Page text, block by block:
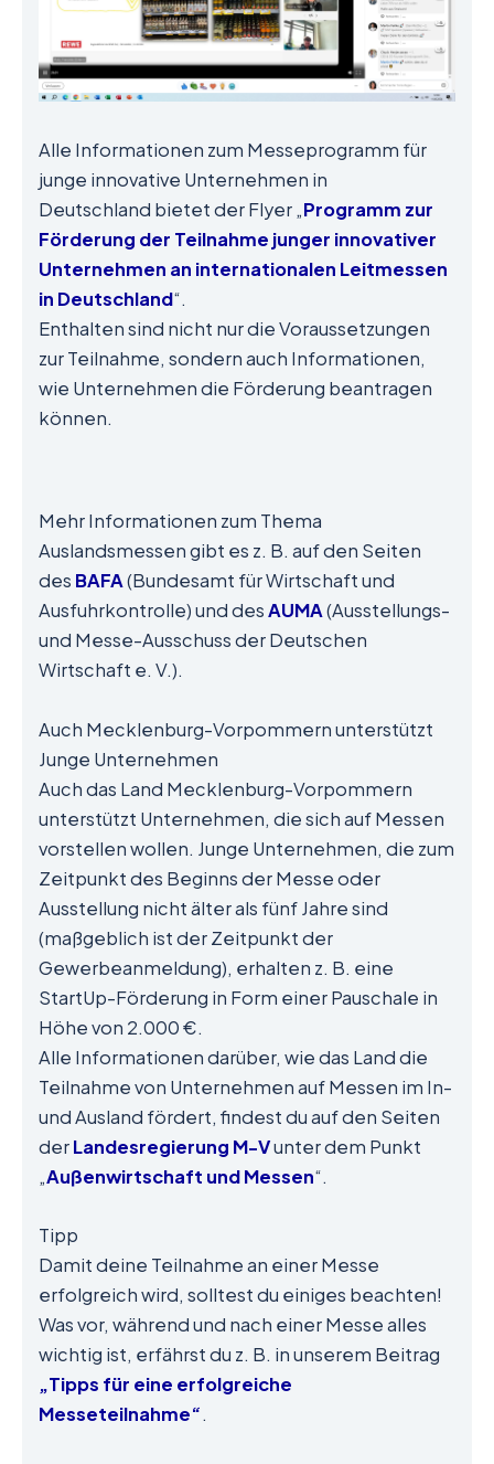
Alle Informationen zum Messeprogramm für
junge innovative Unternehmen in
Deutschland bietet der Flyer „Programm zur
Förderung der Teilnahme junger innovativer
Unternehmen an internationalen Leitmessen
in Deutschland“.
Enthalten sind nicht nur die Voraussetzungen
zur Teilnahme, sondern auch Informationen,
wie Unternehmen die Förderung beantragen
können.
Mehr Informationen zum Thema
Auslandsmessen gibt es z. B. auf den Seiten
des BAFA(Bundesamt für Wirtschaft und
Ausfuhrkontrolle) und desAUMA(Ausstellungs-
und Messe-Ausschuss der Deutschen
Wirtschaft e. V.).
Auch Mecklenburg-Vorpommern unterstützt
Junge Unternehmen
Auch das Land Mecklenburg-Vorpommern
unterstützt Unternehmen, die sich auf Messen
vorstellen wollen. Junge Unternehmen, die zum
Zeitpunkt des Beginns der Messe oder
Ausstellung nicht älter als fünf Jahre sind
(maßgeblich ist der Zeitpunkt der
Gewerbeanmeldung), erhalten z. B. eine
StartUp-Förderung in Form einer Pauschale in
Höhe von 2.000 €.
Alle Informationen darüber, wie das Land die
Teilnahme von Unternehmen auf Messen im In-
und Ausland fördert, findest du auf den Seiten
derLandesregierung M-Vunter dem Punkt
„Außenwirtschaft und Messen“.
Tipp
Damit deine Teilnahme an einer Messe
erfolgreich wird, solltest du einiges beachten!
Was vor, während und nach einer Messe alles
wichtig ist, erfährst du z. B. in unserem Beitrag
„Tipps für eine erfolgreiche
Messeteilnahme“.